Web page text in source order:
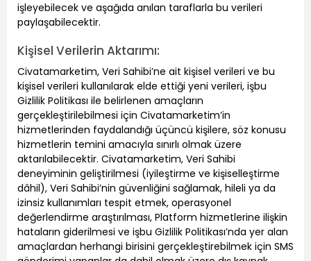
işleyebilecek ve aşağıda anılan taraflarla bu verileri
paylaşabilecektir.
Kişisel Verilerin Aktarımı:
Civatamarketim, Veri Sahibi’ne ait kişisel verileri ve bu
kişisel verileri kullanılarak elde ettiği yeni verileri, işbu
Gizlilik Politikası ile belirlenen amaçların
gerçekleştirilebilmesi için Civatamarketim’in
hizmetlerinden faydalandığı üçüncü kişilere, söz konusu
hizmetlerin temini amacıyla sınırlı olmak üzere
aktarılabilecektir. Civatamarketim, Veri Sahibi
deneyiminin geliştirilmesi (iyileştirme ve kişiselleştirme
dâhil), Veri Sahibi’nin güvenliğini sağlamak, hileli ya da
izinsiz kullanımları tespit etmek, operasyonel
değerlendirme araştırılması, Platform hizmetlerine ilişkin
hataların giderilmesi ve işbu Gizlilik Politikası’nda yer alan
amaçlardan herhangi birisini gerçekleştirebilmek için SMS